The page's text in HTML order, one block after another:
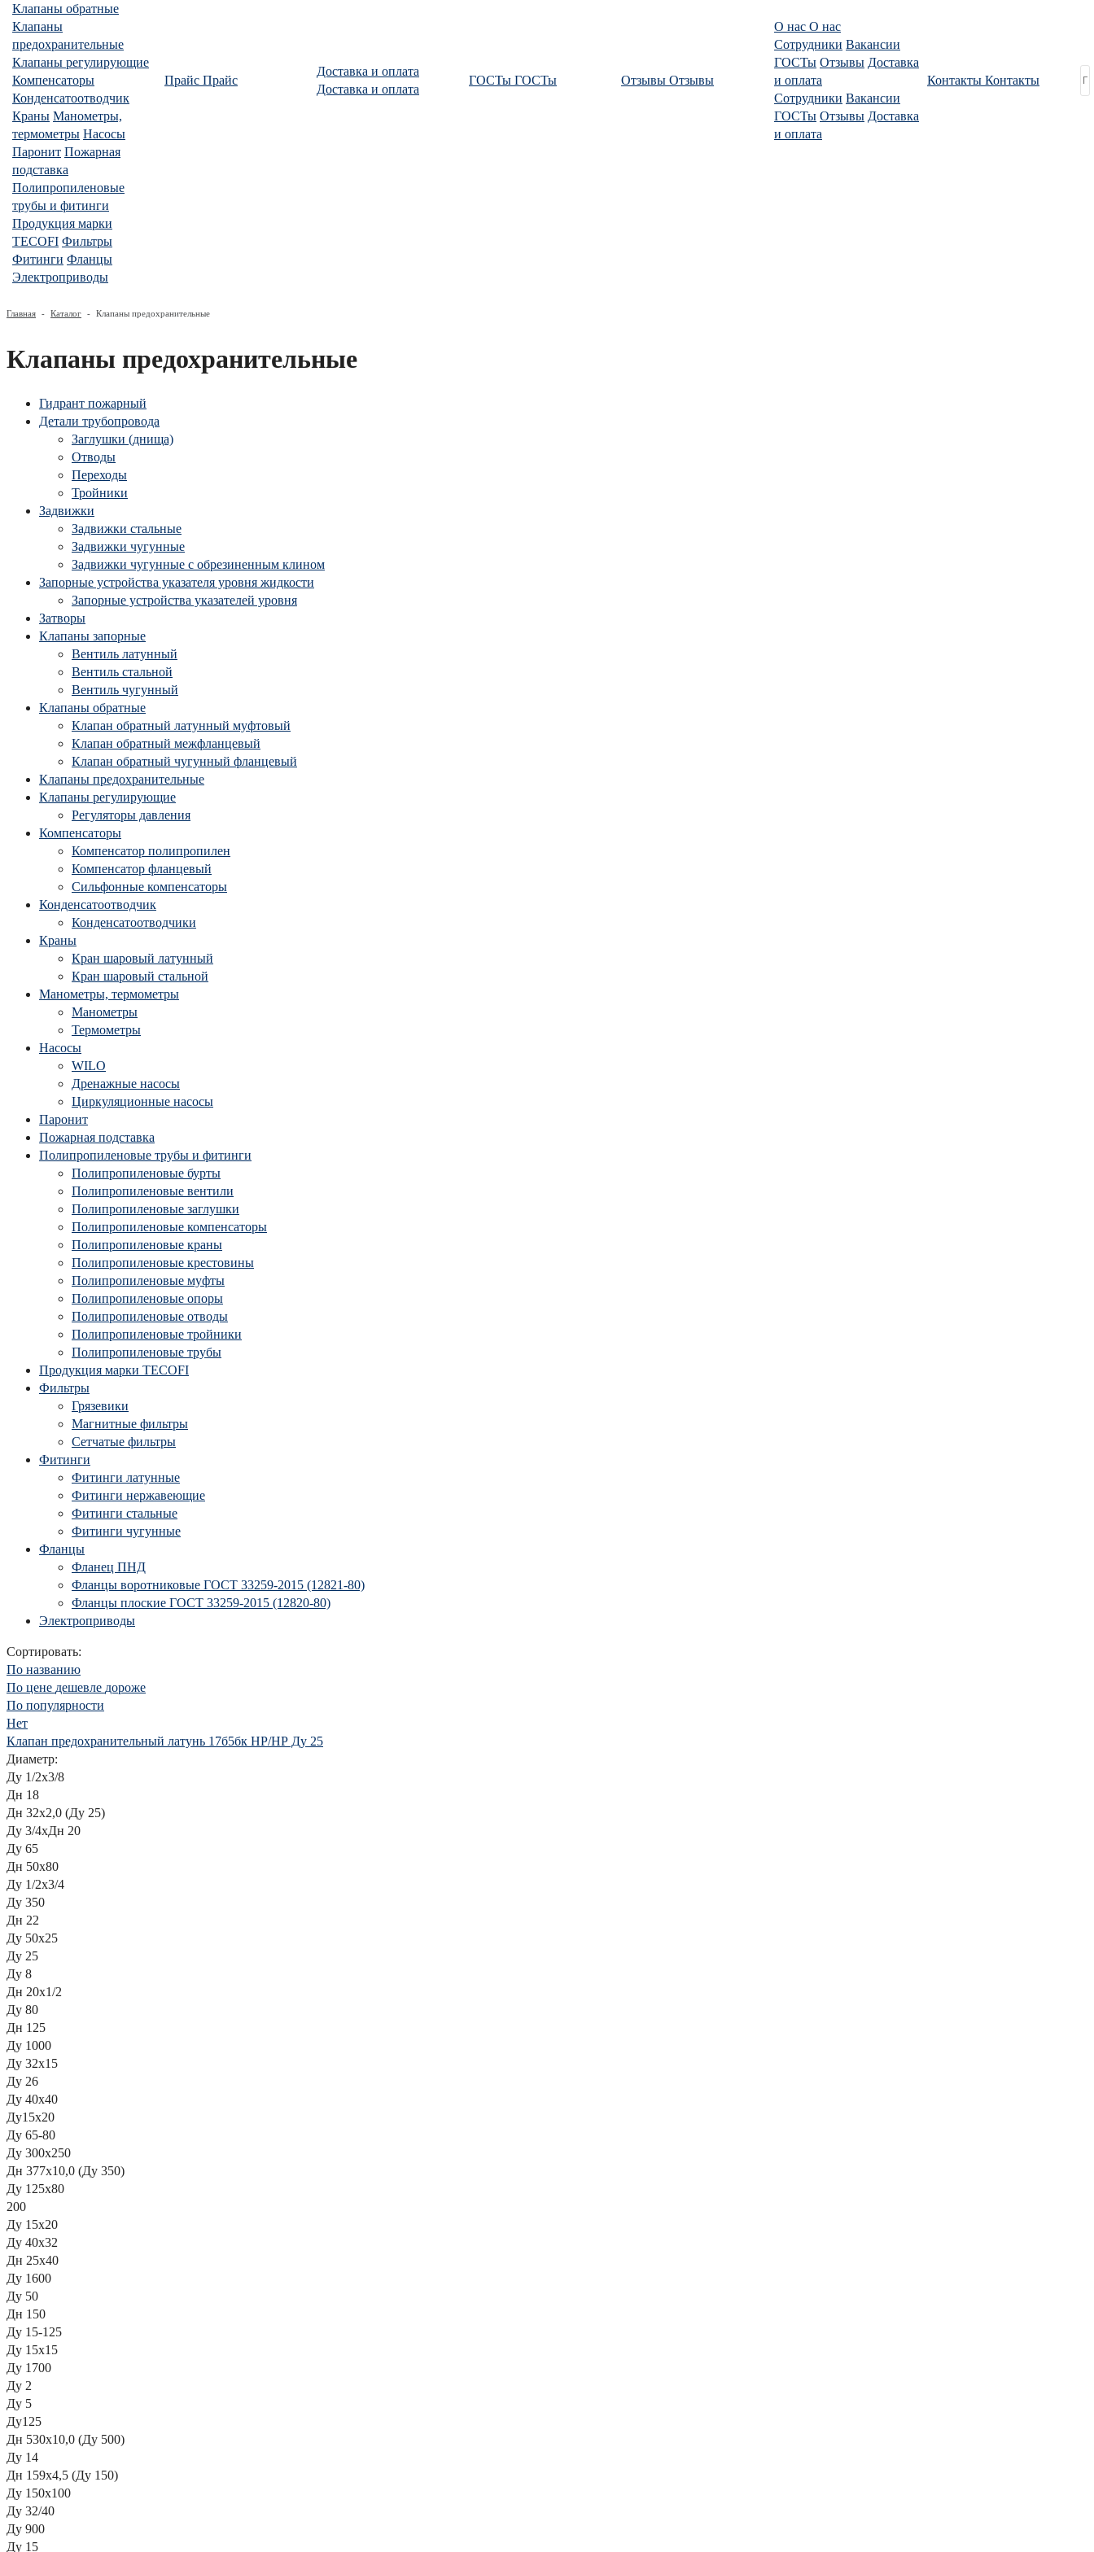
Клапаны обратные
Клапаны
предохранительные
Клапаны регулирующие
Компенсаторы
Конденсатоотводчик
Краны Манометры,
термометры Насосы
Паронит Пожарная
подставка
Полипропиленовые
трубы и фитинги
Продукция марки
TECOFI Фильтры
Фитинги Фланцы
Электроприводы
Прайс Прайс
Доставка и оплата
Доставка и оплата
ГОСТы ГОСТы Отзывы Отзывы
О нас О нас
Сотрудники Вакансии
ГОСТы Отзывы Доставка
и оплата
Сотрудники Вакансии
ГОСТы Отзывы Доставка
и оплата
Контакты Контакты
Главная - Каталог - Клапаны предохранительные
Клапаны предохранительные
Гидрант пожарный
Детали трубопровода
Заглушки (днища)
Отводы
Переходы
Тройники
Задвижки
Задвижки стальные
Задвижки чугунные
Задвижки чугунные с обрезиненным клином
Запорные устройства указателя уровня жидкости
Запорные устройства указателей уровня
Затворы
Клапаны запорные
Вентиль латунный
Вентиль стальной
Вентиль чугунный
Клапаны обратные
Клапан обратный латунный муфтовый
Клапан обратный межфланцевый
Клапан обратный чугунный фланцевый
Клапаны предохранительные
Клапаны регулирующие
Регуляторы давления
Компенсаторы
Компенсатор полипропилен
Компенсатор фланцевый
Сильфонные компенсаторы
Конденсатоотводчик
Конденсатоотводчики
Краны
Кран шаровый латунный
Кран шаровый стальной
Манометры, термометры
Манометры
Термометры
Насосы
WILO
Дренажные насосы
Циркуляционные насосы
Паронит
Пожарная подставка
Полипропиленовые трубы и фитинги
Полипропиленовые бурты
Полипропиленовые вентили
Полипропиленовые заглушки
Полипропиленовые компенсаторы
Полипропиленовые краны
Полипропиленовые крестовины
Полипропиленовые муфты
Полипропиленовые опоры
Полипропиленовые отводы
Полипропиленовые тройники
Полипропиленовые трубы
Продукция марки TECOFI
Фильтры
Грязевики
Магнитные фильтры
Сетчатые фильтры
Фитинги
Фитинги латунные
Фитинги нержавеющие
Фитинги стальные
Фитинги чугунные
Фланцы
Фланец ПНД
Фланцы воротниковые ГОСТ 33259-2015 (12821-80)
Фланцы плоские ГОСТ 33259-2015 (12820-80)
Электроприводы
Сортировать:
По названию
По цене дешевле дороже
По популярности
Нет
Клапан предохранительный латунь 17б5бк НР/НР Ду 25
Диаметр:
Ду 1/2х3/8
Дн 18
Дн 32х2,0 (Ду 25)
Ду 3/4хДн 20
Ду 65
Дн 50х80
Ду 1/2х3/4
Ду 350
Дн 22
Ду 50х25
Ду 25
Ду 8
Дн 20х1/2
Ду 80
Дн 125
Ду 1000
Ду 32х15
Ду 26
Ду 40х40
Ду15х20
Ду 65-80
Ду 300х250
Дн 377х10,0 (Ду 350)
Ду 125х80
200
Ду 15х20
Ду 40х32
Дн 25х40
Ду 1600
Ду 50
Дн 150
Ду 15-125
Ду 15х15
Ду 1700
Ду 2
Ду 5
Ду125
Дн 530х10,0 (Ду 500)
Ду 14
Дн 159х4,5 (Ду 150)
Ду 150х100
Ду 32/40
Ду 900
Ду 15